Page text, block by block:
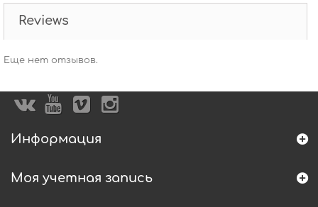
Reviews
Еще нет отзывов.
Информация
Моя учетная запись